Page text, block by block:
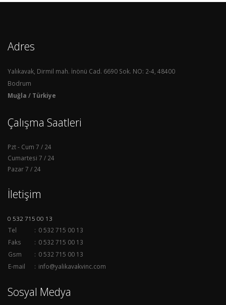
Adres
Yalıkavak, Dirmil mah. İnönü Cad. 6690 Sok. NO: 2-4, 48400
Bodrum
Muğla / Türkiye
Çalışma Saatleri
Pzt - Cum 7 / 24
Cumartesi 7 / 24
Pazar7 / 24
İletişim
0 532 715 00 13
Tel
: 0 532 715 00 13
Faks
: 0 532 715 00 13
Gsm
: 0 532 715 00 13
E-mail
: info@yalikavakvinc.com
Sosyal Medya